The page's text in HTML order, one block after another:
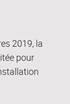
2019, la
pour